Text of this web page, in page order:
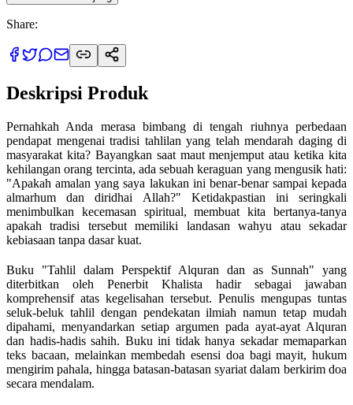
Share:
Deskripsi Produk
Pernahkah Anda merasa bimbang di tengah riuhnya perbedaan
pendapat mengenai tradisi tahlilan yang telah mendarah daging di
masyarakat kita? Bayangkan saat maut menjemput atau ketika kita
kehilangan orang tercinta, ada sebuah keraguan yang mengusik hati:
"Apakah amalan yang saya lakukan ini benar-benar sampai kepada
almarhum dan diridhai Allah?" Ketidakpastian ini seringkali
menimbulkan kecemasan spiritual, membuat kita bertanya-tanya
apakah tradisi tersebut memiliki landasan wahyu atau sekadar
kebiasaan tanpa dasar kuat.
Buku "Tahlil dalam Perspektif Alquran dan as Sunnah" yang
diterbitkan oleh Penerbit Khalista hadir sebagai jawaban
komprehensif atas kegelisahan tersebut. Penulis mengupas tuntas
seluk-beluk tahlil dengan pendekatan ilmiah namun tetap mudah
dipahami, menyandarkan setiap argumen pada ayat-ayat Alquran
dan hadis-hadis sahih. Buku ini tidak hanya sekadar memaparkan
teks bacaan, melainkan membedah esensi doa bagi mayit, hukum
mengirim pahala, hingga batasan-batasan syariat dalam berkirim doa
secara mendalam.